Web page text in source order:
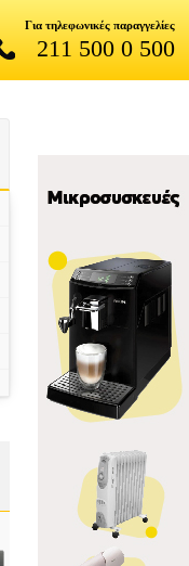
Για τηλεφωνικές παραγγελίες
211 500 0 500